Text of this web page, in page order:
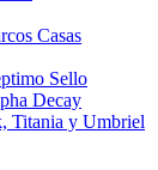
Casas
Sello
Decay
Titania y Umbriel